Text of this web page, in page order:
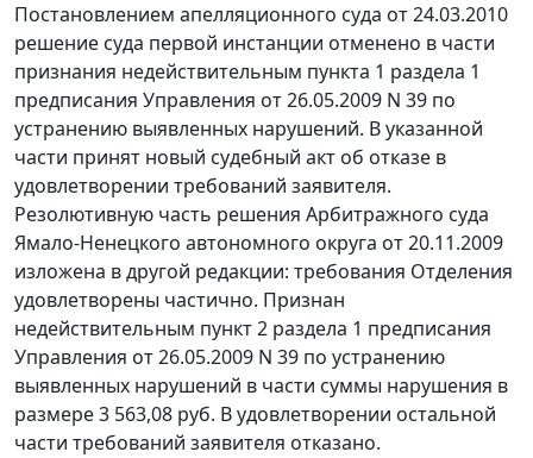
Постановлением апелляционного суда от 24.03.2010
решение суда первой инстанции отменено в части
признания недействительным пункта 1 раздела 1
предписания Управления от 26.05.2009 N 39 по
устранению выявленных нарушений. В указанной
части принят новый судебный акт об отказе в
удовлетворении требований заявителя.
Резолютивную часть решения Арбитражного суда
Ямало-Ненецкого автономного округа от 20.11.2009
изложена в другой редакции: требования Отделения
удовлетворены частично. Признан
недействительным пункт 2 раздела 1 предписания
Управления от 26.05.2009 N 39 по устранению
выявленных нарушений в части суммы нарушения в
размере 3 563,08 руб. В удовлетворении остальной
части требований заявителя отказано.